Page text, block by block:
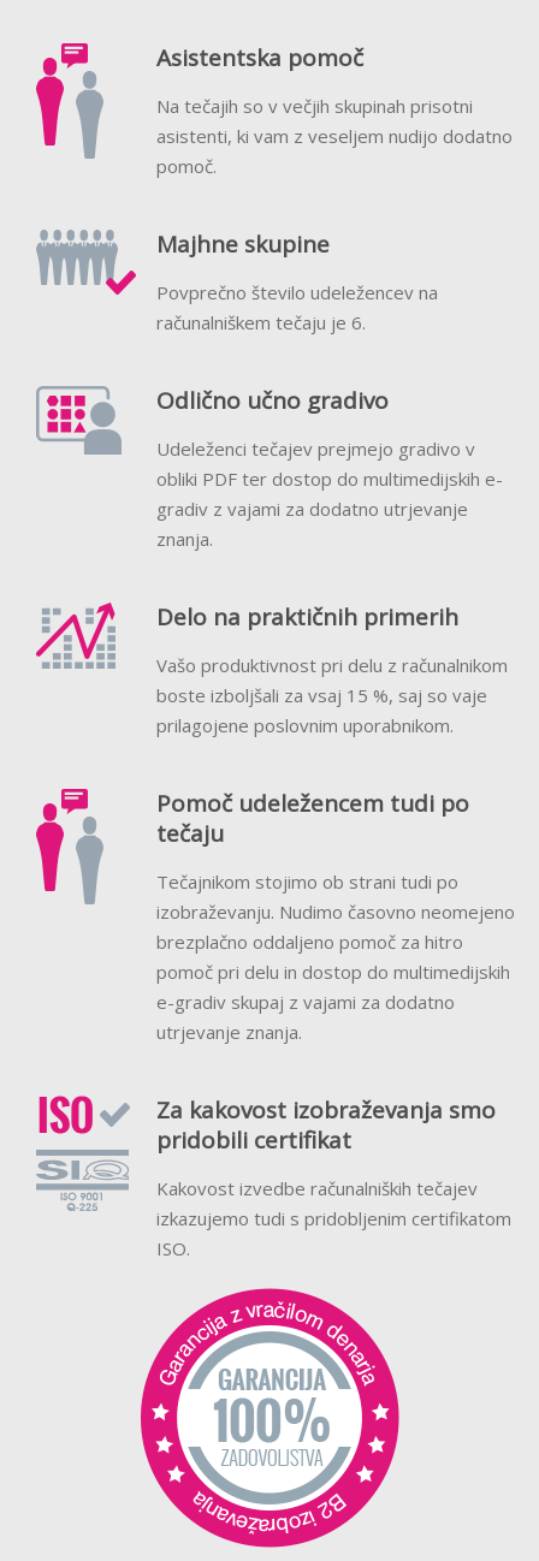
Asistentska pomoč
Na tečajih so v večjih skupinah prisotni
asistenti, ki vam z veseljem nudijo dodatno
pomoč.
Majhne skupine
Povprečno število udeležencev na
računalniškem tečaju je 6.
Odlično učno gradivo
Udeleženci tečajev prejmejo gradivo v
obliki PDF ter dostop do multimedijskih e-
gradiv z vajami za dodatno utrjevanje
znanja.
Delo na praktičnih primerih
Vašo produktivnost pri delu z računalnikom
boste izboljšali za vsaj 15 %, saj so vaje
prilagojene poslovnim uporabnikom.
Pomoč udeležencem tudi po
tečaju
Tečajnikom stojimo ob strani tudi po
izobraževanju. Nudimo časovno neomejeno
brezplačno oddaljeno pomoč za hitro
pomoč pri delu in dostop do multimedijskih
e-gradiv skupaj z vajami za dodatno
utrjevanje znanja.
Za kakovost izobraževanja smo
pridobili certifikat
Kakovost izvedbe računalniških tečajev
izkazujemo tudi s pridobljenim certifikatom
ISO.